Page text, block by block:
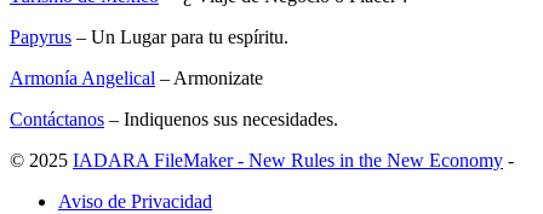
Papyrus – Un Lugar para tu espíritu.
Armonía Angelical – Armonizate
Contáctanos – Indiquenos sus necesidades.
© 2025 IADARA FileMaker - New Rules in the New Economy -
Aviso de Privacidad